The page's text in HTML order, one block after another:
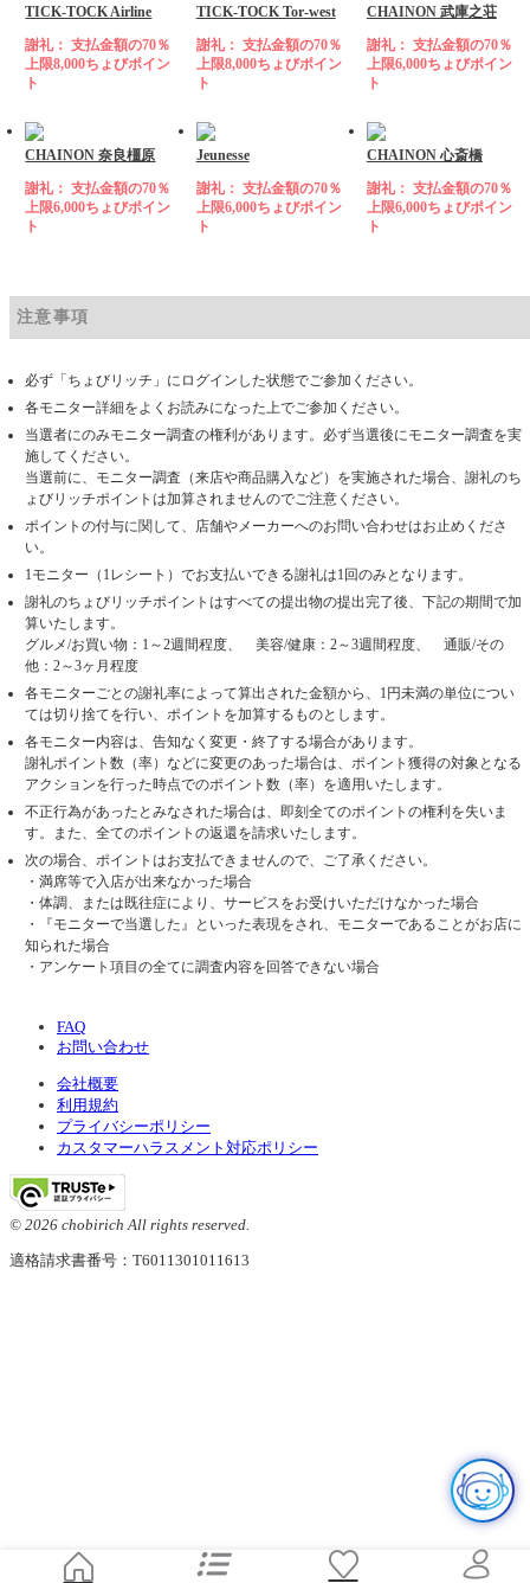
TICK-TOCK Airline
謝礼： 支払金額の70％
上限8,000ちょびポイン
ト
TICK-TOCK Tor-west
謝礼： 支払金額の70％
上限8,000ちょびポイン
ト
CHAINON 武庫之荘
謝礼： 支払金額の70％
上限6,000ちょびポイン
ト
CHAINON 奈良橿原
謝礼： 支払金額の70％
上限6,000ちょびポイン
ト
Jeunesse
謝礼： 支払金額の70％
上限6,000ちょびポイン
ト
CHAINON 心斎橋
謝礼： 支払金額の70％
上限6,000ちょびポイン
ト
注意事項
必ず「ちょびリッチ」にログインした状態でご参加ください。
各モニター詳細をよくお読みになった上でご参加ください。
当選者にのみモニター調査の権利があります。必ず当選後にモニター調査を実
施してください。
当選前に、モニター調査（来店や商品購入など）を実施された場合、謝礼のち
ょびリッチポイントは加算されませんのでご注意ください。
ポイントの付与に関して、店舗やメーカーへのお問い合わせはお止めくださ
い。
1モニター（1レシート）でお支払いできる謝礼は1回のみとなります。
謝礼のちょびリッチポイントはすべての提出物の提出完了後、下記の期間で加
算いたします。
グルメ/お買い物：1～2週間程度、 美容/健康：2～3週間程度、 通販/その
他：2～3ヶ月程度
各モニターごとの謝礼率によって算出された金額から、1円未満の単位につい
ては切り捨てを行い、ポイントを加算するものとします。
各モニター内容は、告知なく変更・終了する場合があります。
謝礼ポイント数（率）などに変更のあった場合は、ポイント獲得の対象となる
アクションを行った時点でのポイント数（率）を適用いたします。
不正行為があったとみなされた場合は、即刻全てのポイントの権利を失いま
す。また、全てのポイントの返還を請求いたします。
次の場合、ポイントはお支払できませんので、ご了承ください。
・満席等で入店が出来なかった場合
・体調、または既往症により、サービスをお受けいただけなかった場合
・『モニターで当選した』といった表現をされ、モニターであることがお店に
知られた場合
・アンケート項目の全てに調査内容を回答できない場合
FAQ
お問い合わせ
会社概要
利用規約
プライバシーポリシー
カスタマーハラスメント対応ポリシー
© 2026 chobirich All rights reserved.
適格請求書番号：T6011301011613